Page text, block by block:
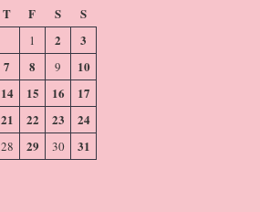
T F S S
1 2 3
7 8 9 10
14 15 16 17
21 22 23
24
28 29 30
31